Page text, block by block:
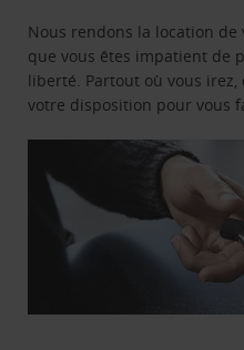
Nous rendons la location
que vous êtes impatient de
liberté. Partout où vous
votre disposition pour vous